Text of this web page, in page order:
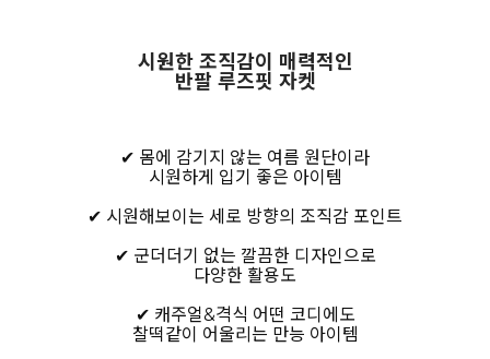
시원한 조직감이 매력적인
반팔 루즈핏 자켓
✔ 몸에 감기지 않는 여름 원단이라
시원하게 입기 좋은 아이템
✔ 시원해보이는 세로 방향의 조직감 포인트
✔ 군더더기 없는 깔끔한 디자인으로
다양한 활용도
✔ 캐주얼&격식 어떤 코디에도
찰떡같이 어울리는 만능 아이템